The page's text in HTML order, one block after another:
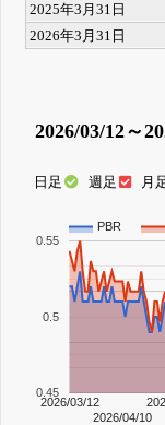
2025年3月31日
2026年3月31日
2026/03/12～
日足 週足 月
PBR
2026/03/12
2026/04/10
0.45
0.5
0.55